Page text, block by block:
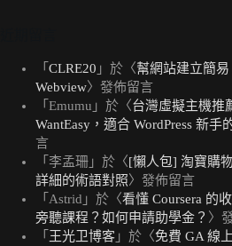
「 CLRE20 」於〈幫網站建立簡
Webview〉發佈留言
「 Emumu 」於〈台灣虛擬主機推
WantEasy，適合 WordPress 新手
言
「 李孟珊 」於〈[懶人包] 淘寶購
詳細的術語對照〉發佈留言
「 Astrid 」於〈看懂 Coursera 的
旁聽課程？如何申請助學金？ 〉
「 王光卫博客 」於〈免費 GA 線